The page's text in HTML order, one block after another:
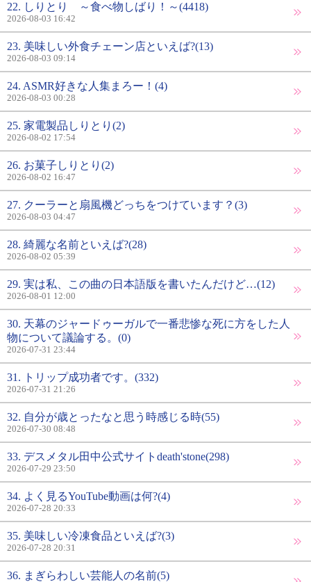
22. しりとり ～食べ物しばり！～(4418)
2026-08-03 16:42
23. 美味しい外食チェーン店といえば?(13)
2026-08-03 09:14
24. ASMR好きな人集まろー！(4)
2026-08-03 00:28
25. 家電製品しりとり(2)
2026-08-02 17:54
26. お菓子しりとり(2)
2026-08-02 16:47
27. クーラーと扇風機どっちをつけています？(3)
2026-08-03 04:47
28. 綺麗な名前といえば?(28)
2026-08-02 05:39
29. 実は私、この曲の日本語版を書いたんだけど…(12)
2026-08-01 12:00
30. 天幕のジャードゥーガルで一番悲惨な死に方をした人
物について議論する。(0)
2026-07-31 23:44
31. トリップ成功者です。(332)
2026-07-31 21:26
32. 自分が歳とったなと思う時感じる時(55)
2026-07-30 08:48
33. デスメタル田中公式サイトdeath'stone(298)
2026-07-29 23:50
34. よく見るYouTube動画は何?(4)
2026-07-28 20:33
35. 美味しい冷凍食品といえば?(3)
2026-07-28 20:31
36. まぎらわしい芸能人の名前(5)